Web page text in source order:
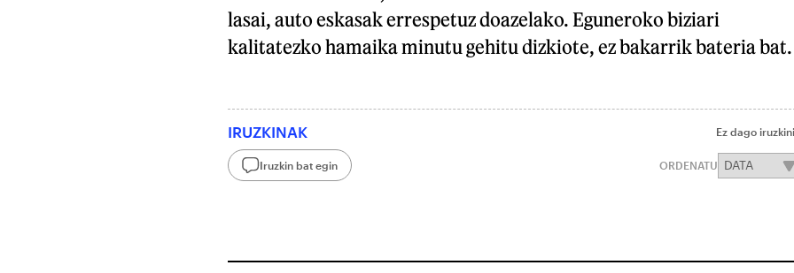
lasai, auto eskasak errespetuz doazelako. Eguneroko biziari
kalitatezko hamaika minutu gehitu dizkiote, ez bakarrik bateria bat.
IRUZKINAK Ez dago
Iruzkin bat egin ORDENATU